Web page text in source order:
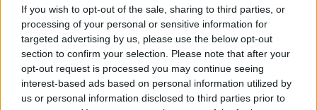
If you wish to opt-out of the sale, sharing to third parties, or
processing of your personal or sensitive information for
targeted advertising by us, please use the below opt-out
section to confirm your selection. Please note that after your
opt-out request is processed you may continue seeing
interest-based ads based on personal information utilized by
us or personal information disclosed to third parties prior to
14-08-2025
ΚΡΗΤΗ